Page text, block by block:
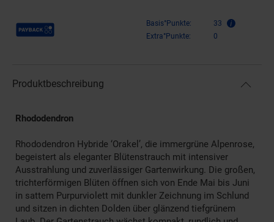
Payback Punkte Basis°Punkte:
33
Extra°Punkte:
0
Produktbeschreibung
Rhododendron
Rhododendron Hybride ‘Orakel’, die immergrüne Alpenrose,
begeistert als eleganter Blütenstrauch mit intensiver
Ausstrahlung und zuverlässiger Gartenwirkung. Die großen,
trichterförmigen Blüten öffnen sich von Ende Mai bis Juni
in sattem Purpurviolett mit dunkler Zeichnung im Schlund
und sitzen in dichten Dolden über glänzend tiefgrünem